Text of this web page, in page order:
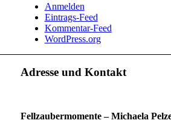
Anmelden
Eintrags-Feed
Kommentar-Feed
WordPress.org
Adresse und Kontakt
Fellzaubermomente –Michaela